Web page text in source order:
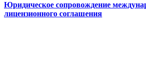
Юридическое сопровождение
лицензионного соглашения